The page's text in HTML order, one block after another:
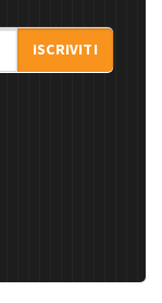
ISCRIVITI